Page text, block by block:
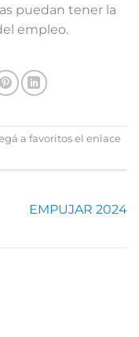
puedan tener la
empleo.
a favoritos el enlace
EMPUJAR 2024